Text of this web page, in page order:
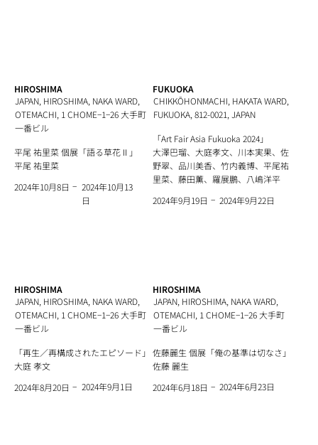
HIROSHIMA
JAPAN, HIROSHIMA, NAKA WARD,
OTEMACHI, 1 CHOME−1−26 大手町
一番ビル
平尾 祐里菜 個展「語る草花Ⅱ」
平尾 祐里菜
2024年10月8日 − 2024年10月13
日
FUKUOKA
CHIKKŌHONMACHI, HAKATA WARD,
FUKUOKA, 812-0021, JAPAN
「Art Fair Asia Fukuoka 2024」
大澤巴瑠、大庭孝文、川本実果、佐
野翠、品川美香、竹内義博、平尾祐
里菜、藤田薫、羅展鵬、八嶋洋平
2024年9月19日 − 2024年9月22日
HIROSHIMA
JAPAN, HIROSHIMA, NAKA WARD,
OTEMACHI, 1 CHOME−1−26 大手町
一番ビル
「再生／再構成されたエピソード」
大庭 孝文
2024年8月20日 − 2024年9月1日
HIROSHIMA
JAPAN, HIROSHIMA, NAKA WARD,
OTEMACHI, 1 CHOME−1−26 大手町
一番ビル
佐藤麗生 個展「俺の基準は切なさ」
佐藤 麗生
2024年6月18日 − 2024年6月23日